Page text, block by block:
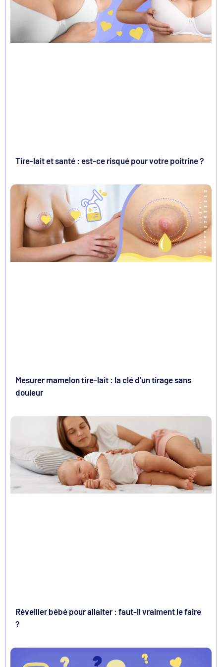
Tire-lait et santé : est-ce risqué pour votre poitrine ?
Mesurer mamelon tire-lait : la clé d’un tirage sans
douleur
Réveiller bébé pour allaiter : faut-il vraiment le faire
?